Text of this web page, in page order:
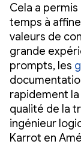
Cela a
temps à
valeurs de
grande
prompts, les
rapidement
qualité de la
ingénieur
Karrot en